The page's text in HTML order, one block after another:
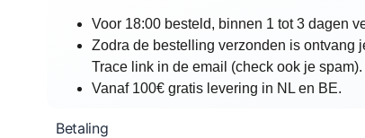
Voor 18:00 besteld, binnen 1 tot 3 dagen
Zodra de bestelling verzonden is ontvang
Trace link in de email (check ook je spam).
Vanaf 100€ gratis levering in NL en BE.
Betaling